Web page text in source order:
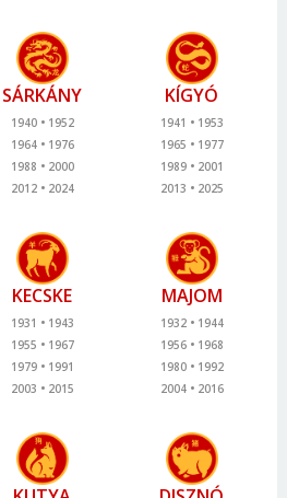
SÁRKÁNY
1940
1952
1964
1976
1988
2000
2012
2024
KÍGYÓ
1941
1953
1965
1977
1989
2001
2013
2025
KECSKE
1931
1943
1955
1967
1979
1991
2003
2015
MAJOM
1932
1944
1956
1968
1980
1992
2004
2016